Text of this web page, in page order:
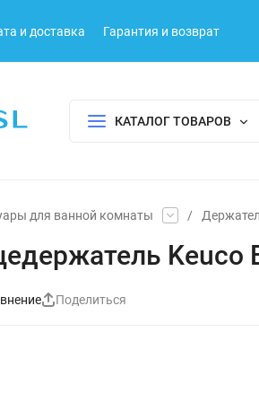
и доставка Гарантия и возврат
КАТАЛОГ ТОВАРОВ
для ванной комнаты /
Keuco
Поделиться